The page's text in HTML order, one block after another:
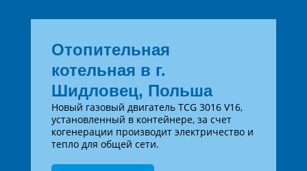
Отопительная
котельная в г.
Шидловец, Польша
Новый газовый двигатель TCG 3016 V16,
установленный в контейнере, за счет
когенерации производит электричество и
тепло для общей сети.